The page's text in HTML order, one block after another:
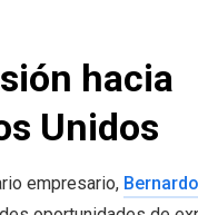
hacia
Unidos
empresario,